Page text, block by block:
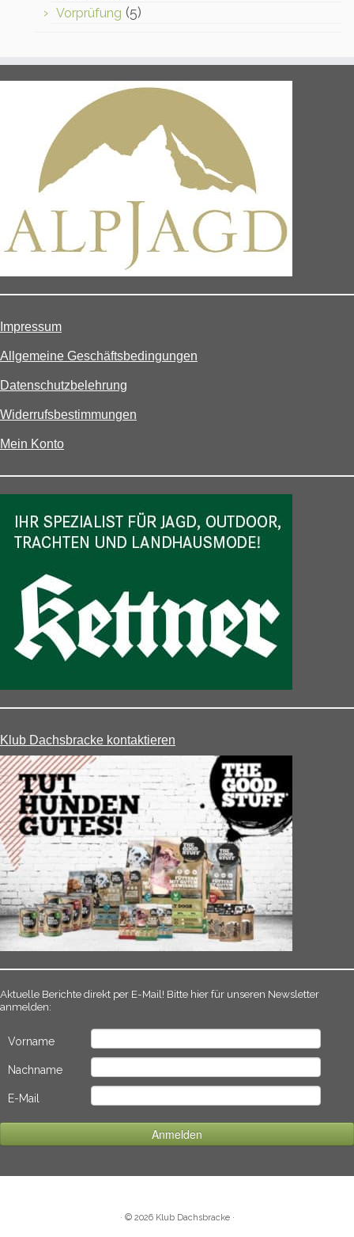
Vorprüfung (5)
Impressum
Allgemeine Geschäftsbedingungen
Datenschutzbelehrung
Widerrufsbestimmungen
Mein Konto
Klub Dachsbracke kontaktieren
Aktuelle Berichte direkt per E-Mail! Bitte hier für unseren Newsletter
anmelden:
Vorname
Nachname
E-Mail
· © 2026 Klub Dachsbracke·